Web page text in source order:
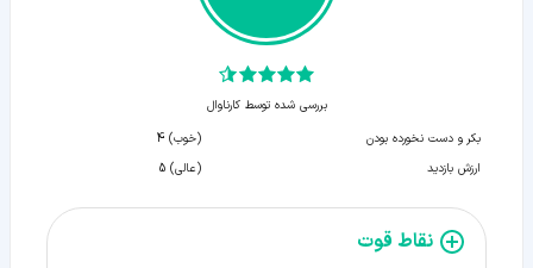
بررسی شده توسط کارناوال
بکر و دست نخورده بودن
(خوب) 4
ارزش بازدید
(عالی) 5
نقاط قوت